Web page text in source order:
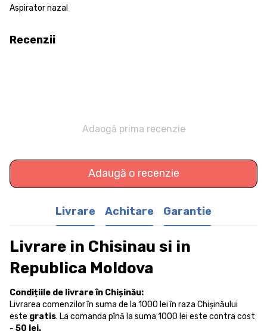
Aspirator nazal
Recenzii
Adaogă prima recenzie
Adaugă o recenzie
Livrare Achitare Garantie
Livrare in Chisinau si in
Republica Moldova
Condițiile de livrare în Chișinău:
Livrarea comenzilor în suma de la 1000 lei în raza Chișinăului
este gratis. La comanda pînă la suma 1000 lei este contra cost
- 50 lei.